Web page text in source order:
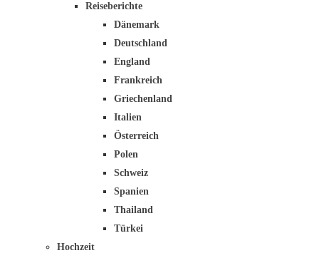
Reiseberichte
Dänemark
Deutschland
England
Frankreich
Griechenland
Italien
Österreich
Polen
Schweiz
Spanien
Thailand
Türkei
Hochzeit